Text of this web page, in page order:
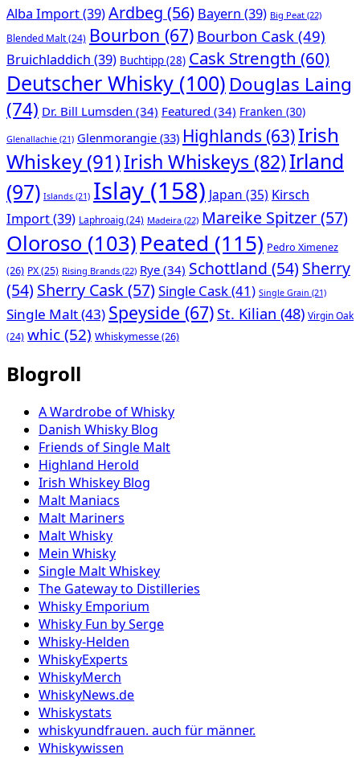
Alba Import(39)Ardbeg (56) Bayern (39) Big Peat (22)
Blended Malt(24) Bourbon (67) Bourbon Cask (49)
Bruichladdich (39) Buchtipp(28) Cask Strength (60)
Deutscher Whisky (100) Douglas Laing
(74) Dr. Bill Lumsden (34) Featured (34) Franken (30)
Glenallachie (21) Glenmorangie (33) Highlands (63)Irish
Whiskey(91)Irish Whiskeys (82)Irland
(97) Islands (21) Islay (158) Japan (35) Kirsch
Import(39) Laphroaig(24) Madeira (22) Mareike Spitzer(57)
Oloroso (103) Peated (115) Pedro Ximenez
(26) PX(25) Rising Brands (22) Rye (34) Schottland (54) Sherry
(54) Sherry Cask(57)Single Cask(41) Single Grain (21)
Single Malt(43) Speyside (67) St. Kilian (48) Virgin Oak
(24) whic(52) Whiskymesse(26)
Blogroll
A Wardrobe of Whisky
Danish Whisky Blog
Friends of Single Malt
Highland Herold
Irish Whiskey Blog
Malt Maniacs
Malt Mariners
Malt Whisky
Mein Whisky
Single Malt Whiskey
The Gateway to Distilleries
Whisky Emporium
Whisky Fun by Serge
Whisky-Helden
WhiskyExperts
WhiskyMerch
WhiskyNews.de
Whiskystats
whiskyundfrauen. auch für männer.
Whiskywissen